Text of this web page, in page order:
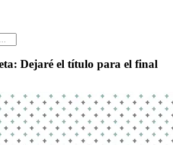
Dejaré el título para el final